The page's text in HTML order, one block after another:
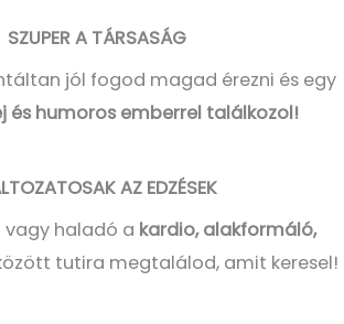
SZUPER A TÁRSASÁG
jól fogod magad érezni és egy
és humoros emberrel találkozol!
AZ EDZÉSEK
vagy haladó a kardio, alakformáló,
tutira megtalálod, amit keresel!